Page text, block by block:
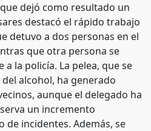
dejó como resultado un
destacó el rápido trabajo
detuvo a dos personas en el
que otra persona se
la policía. La pelea, que se
alcohol, ha generado
aunque el delegado ha
un incremento
de incidentes. Además, se